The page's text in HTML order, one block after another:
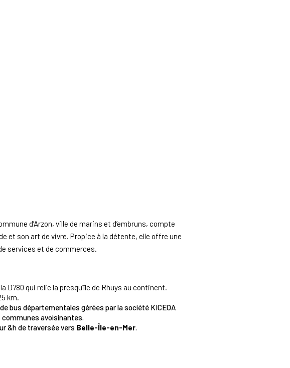
d’Arzon, ville de marins et d’embruns, compte
et son art de vivre. Propice à la détente, elle offre une
services et de commerces.
qui relie la presqu’île de Rhuys au continent.
km.
bus départementales gérées par la société KICEOA
avoisinantes.
&h de traversée vers Belle-Île-en-Mer.